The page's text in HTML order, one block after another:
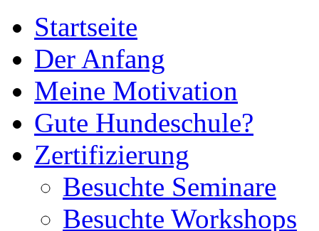
Startseite
Der Anfang
Meine Motivation
Gute Hundeschule?
Zertifizierung
Besuchte Seminare
Besuchte Workshops